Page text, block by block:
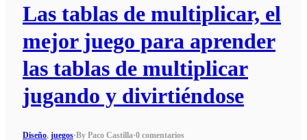
Las tablas de multiplicar, el
mejor juego para aprender
las tablas de multiplicar
jugando y divirtiéndose
Diseño, juegos·By Paco Castilla·0 comentarios